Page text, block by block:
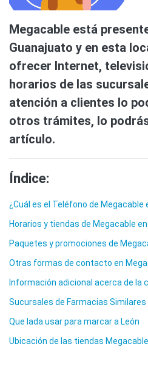
Megacable está
Guanajuato y en esta
ofrecer Internet,
horarios de las
atención a clientes lo
otros trámites, lo
artículo.
Índice:
¿Cuál es el Teléfono de Megacable
Horarios y tiendas de Megacable
Paquetes y promociones de
Otras formas de contacto en
Información adicional acerca de la
Sucursales de Farmacias Similares
Que lada usar para marcar a León
Ubicación de las tiendas